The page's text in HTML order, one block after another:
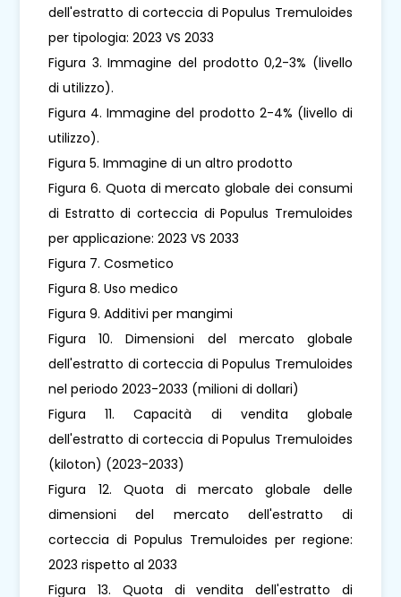
dell'estratto di corteccia di Populus Tremuloides
per tipologia: 2023 VS 2033
Figura 3. Immagine del prodotto 0,2-3% (livello
di utilizzo).
Figura 4. Immagine del prodotto 2-4% (livello di
utilizzo).
Figura 5. Immagine di un altro prodotto
Figura 6. Quota di mercato globale dei consumi
di Estratto di corteccia di Populus Tremuloides
per applicazione: 2023 VS 2033
Figura 7. Cosmetico
Figura 8. Uso medico
Figura 9. Additivi per mangimi
Figura 10. Dimensioni del mercato globale
dell'estratto di corteccia di Populus Tremuloides
nel periodo 2023-2033 (milioni di dollari)
Figura 11. Capacità di vendita globale
dell'estratto di corteccia di Populus Tremuloides
(kiloton) (2023-2033)
Figura 12. Quota di mercato globale delle
dimensioni del mercato dell'estratto di
corteccia di Populus Tremuloides per regione:
2023 rispetto al 2033
Figura 13. Quota di vendita dell'estratto di